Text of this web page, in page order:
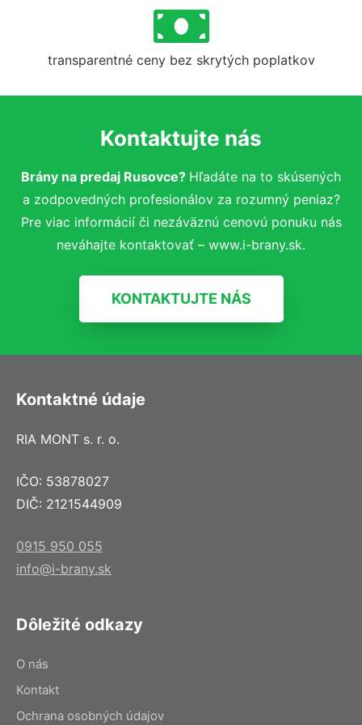
transparentné ceny bez skrytých poplatkov
Kontaktujte nás
Brány na predaj Rusovce? Hľadáte na to skúsených
a zodpovedných profesionálov za rozumný peniaz?
Pre viac informácií či nezáväznú cenovú ponuku nás
neváhajte kontaktovať – www.i-brany.sk.
KONTAKTUJTE NÁS
Kontaktné údaje
RIA MONT s. r. o.
IČO: 53878027
DIČ: 2121544909
0915 950 055
info@i-brany.sk
Dôležité odkazy
O nás
Kontakt
Ochrana osobných údajov